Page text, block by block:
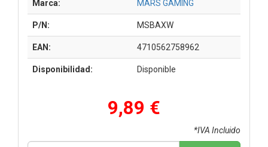
Marca: MARS GAMING
P/N: MSBAXW
EAN: 4710562758962
Disponibilidad: Disponible
9,89 €
*IVA Incluido